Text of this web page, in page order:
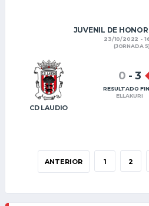
JUVENIL DE
23/10/2022 -
(JORNADA 5)
CD LAUDIO
0 - 3
RESULTADO
ELLAKURI
ANTERIOR 1 2